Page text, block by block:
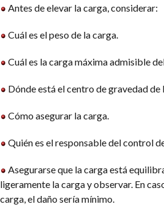
Antes de elevar la carga, considerar:
Cuál es el peso de la carga.
Cuál es la carga máxima admisible
Dónde está el centro de gravedad de
Cómo asegurar la carga.
Quién es el responsable del control
Asegurarse que la carga está
ligeramente la carga y observar. En
carga, el daño sería mínimo.